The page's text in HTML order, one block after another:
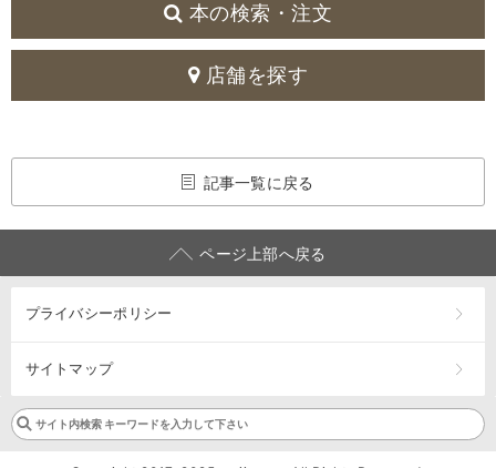
本の検索・注文
店舗を探す
記事一覧に戻る
ページ上部へ戻る
プライバシーポリシー
サイトマップ